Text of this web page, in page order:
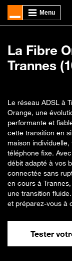
La Fibre
Trannes
Le réseau ADSL à
Orange, une
performante et
cette transition en
maison
téléphone fixe.
débit adapté à vos
connectée sans
en cours à
une transition
et préparez-vous à
Tester